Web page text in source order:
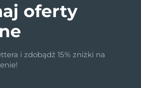
oferty
i zdobądź 15% zniżki na